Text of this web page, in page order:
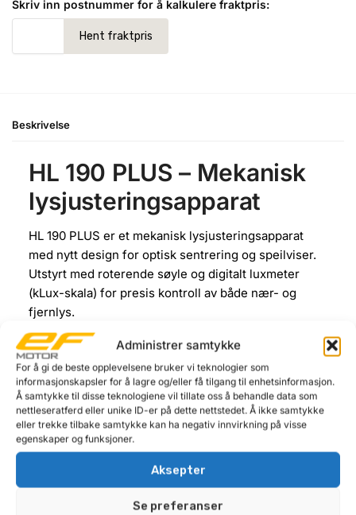
Administrer samtykke
For å gi de beste opplevelsene bruker vi teknologier som
informasjonskapsler for å lagre og/eller få tilgang til enhetsinformasjon.
Å samtykke til disse teknologiene vil tillate oss å behandle data som
nettleseratferd eller unike ID-er på dette nettstedet. Å ikke samtykke
eller trekke tilbake samtykke kan ha negativ innvirkning på visse
egenskaper og funksjoner.
Aksepter
Se preferanser
Skriv inn postnummer for å kalkulere fraktpris:
Beskrivelse
HL 190 PLUS – Mekanisk
lysjusteringsapparat
HL 190 PLUS er et mekanisk lysjusteringsapparat
med nytt design for optisk sentrering og speilviser.
Utstyrt med roterende søyle og digitalt luxmeter
(kLux-skala) for presis kontroll av både nær- og
fjernlys.
Formålet med en profesjonell justering av
kjøretøyets frontlykter er å sikre korrekt innstilling
for bedre trafikksikkerhet. Lykter som er stilt for høyt
kan blende møtende trafikk, mens for lave eller
skjeve lykter reduserer førerens sikt. Med HL 190
PLUS får du et profesjonelt og allsidig apparat, med
justere nær sagt alle bilmerker og modeller.